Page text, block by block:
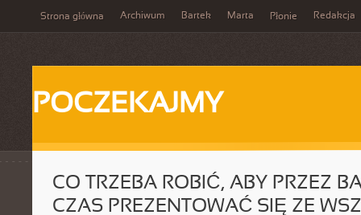
Strona główna Archiwum Bartek Marta Płonie Redakcja
POCZEKAJMY
CO TRZEBA ROBIĆ, ABY PRZEZ
CZAS PREZENTOWAĆ SIĘ ZE